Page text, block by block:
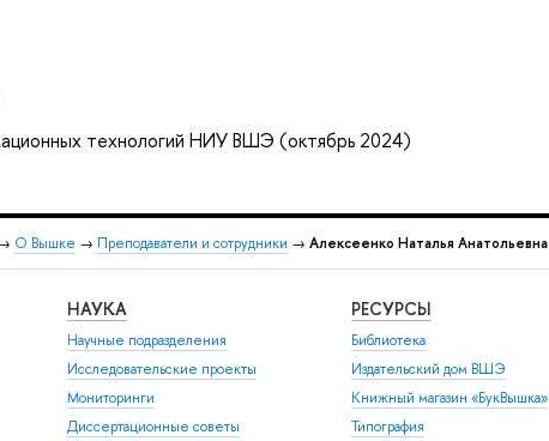
технологий НИУ ВШЭ (октябрь 2024)
О Вышке → Преподаватели и сотрудники → Алексеенко Наталья Анатольевна
НАУКА
Научные подразделения
Исследовательские проекты
Мониторинги
Диссертационные советы
РЕСУРСЫ
Библиотека
Издательский дом ВШЭ
Книжный магазин «БукВышка»
Типография